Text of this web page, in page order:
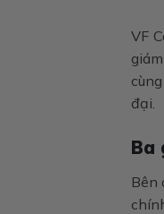
VF
đại.
Ba
Bên